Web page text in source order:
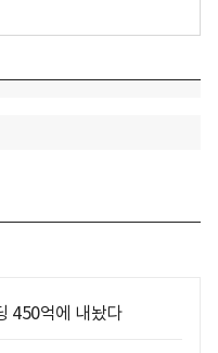
450억에 내놨다